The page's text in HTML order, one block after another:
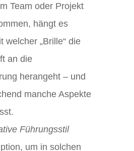
Team oder Projekt
hängt es
welcher „Brille“ die
an die
herangeht – und
manche Aspekte
Führungsstil
um in solchen